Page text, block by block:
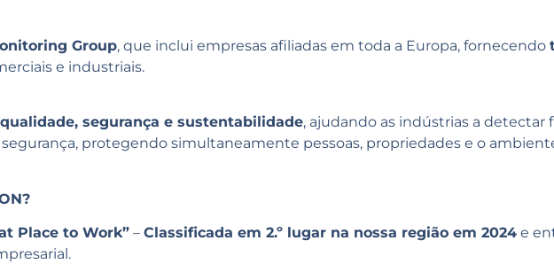
Group, que inclui empresas afiliadas em toda a Europa, fornecendo
e industriais.
qualidade, segurança e sustentabilidade, ajudando as indústrias a detectar
protegendo simultaneamente pessoas, propriedades e o
Place to Work” – Classificada em 2.º lugar na nossa região em 2024 e